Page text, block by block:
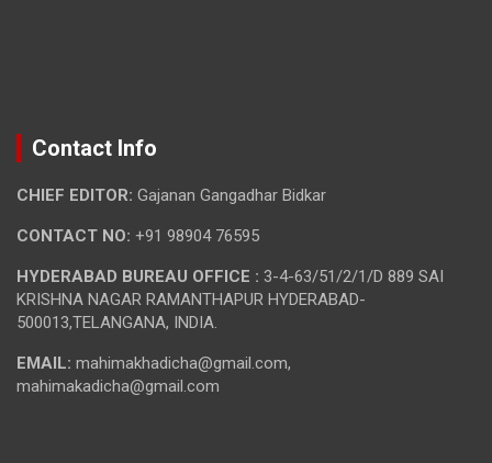
Contact Info
CHIEF EDITOR: Gajanan Gangadhar Bidkar
CONTACT NO: +91 98904 76595
HYDERABAD BUREAU OFFICE : 3-4-63/51/2/1/D 889 SAI
KRISHNA NAGAR RAMANTHAPUR HYDERABAD-
500013,TELANGANA, INDIA.
EMAIL: mahimakhadicha@gmail.com,
mahimakadicha@gmail.com